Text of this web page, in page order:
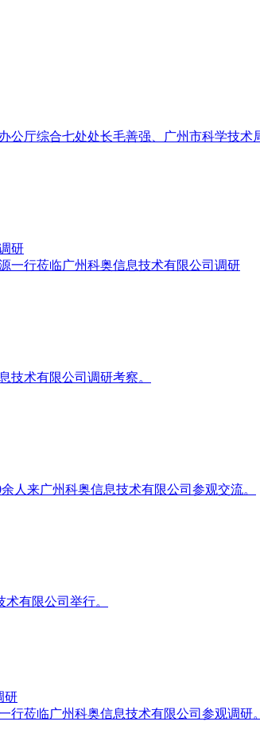
公厅综合七处处长毛善强、广州市科学技
研
一行莅临广州科奥信息技术有限公司调研
技术有限公司调研考察。
人来广州科奥信息技术有限公司参观交流。
有限公司举行。
研
行莅临广州科奥信息技术有限公司参观调研。